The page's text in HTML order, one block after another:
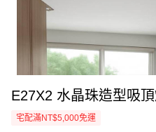
E27X2 水晶珠造
宅配滿NT$5,000免運